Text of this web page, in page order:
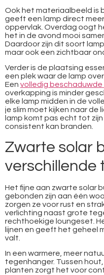
Ook het materiaalbeeld is
geeft een lamp direct
oppervlak. Overdag oogt
het in de avond mooi
Daardoor zijn dit soort
maar ook een zichtbaar
Verder is de plaatsing
een plek waar de lamp
Een volledig beschaduwde
overkapping is minder
elke lamp midden in de
je slim moet kijken naar de
lamp komt pas echt tot
consistent kan branden.
Zwarte solar
verschillende
Het fijne aan zwarte solar
gebonden zijn aan één
zorgen ze voor rust en
verlichting naast grote
rechthoekige loungeset.
lijnen en geeft het geheel
valt.
In een warmere, meer
tegenhanger. Tussen
planten zorgt het voor